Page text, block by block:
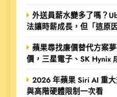
外送員薪水變多了嗎？
法讓時薪成長，但「這原
蘋果尋找廉價替代方案
價，三星電子、SK Hynix
2026 年蘋果 Siri AI 重
與高階硬體限制一次看